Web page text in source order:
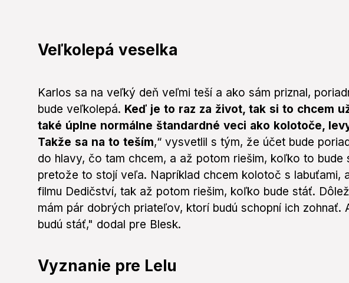
Veľkolepá veselka
Karlos sa na veľký deň veľmi teší a ako sám priznal,
bude veľkolepá. Keď je to raz za život, tak si to chcem
také úplne normálne štandardné veci ako kolotoče,
Takže sa na to teším,“ vysvetlil s tým, že účet bude
do hlavy, čo tam chcem, a až potom riešim, koľko to bude
pretože to stojí veľa. Napríklad chcem kolotoč s labuťami,
filmu Dedičství, tak až potom riešim, koľko bude stáť.
mám pár dobrých priateľov, ktorí budú schopní ich zohnať.
budú stáť," dodal pre Blesk.
Vyznanie pre Lelu